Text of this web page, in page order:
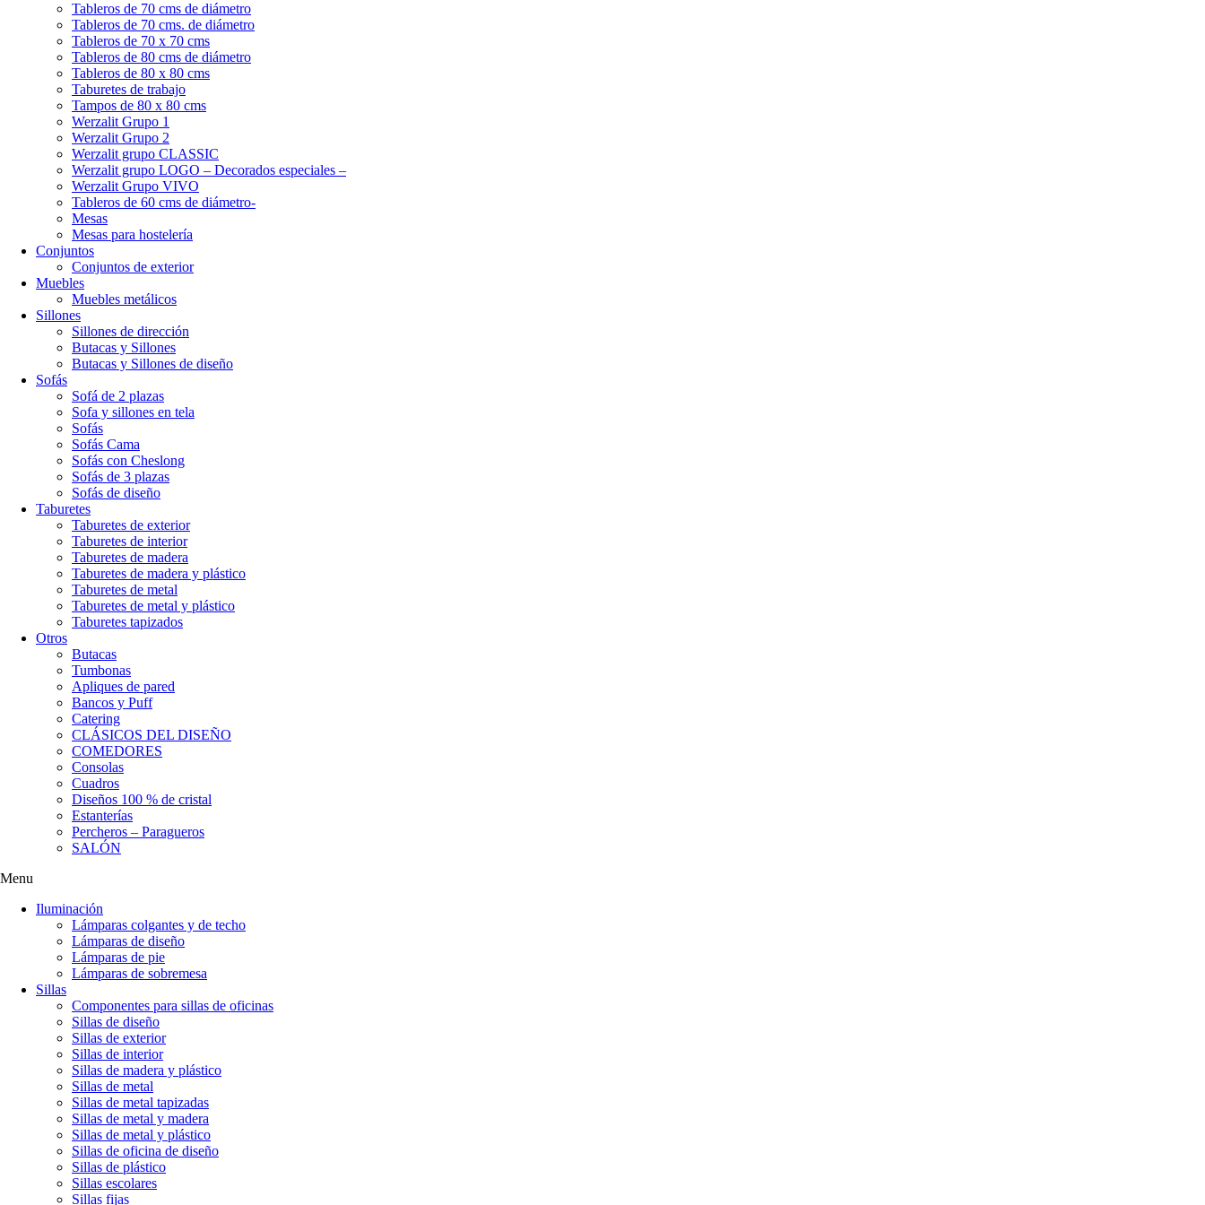
Tableros de 70 cms de diámetro
Tableros de 70 cms. de diámetro
Tableros de 70 x 70 cms
Tableros de 80 cms de diámetro
Tableros de 80 x 80 cms
Taburetes de trabajo
Tampos de 80 x 80 cms
Werzalit Grupo 1
Werzalit Grupo 2
Werzalit grupo CLASSIC
Werzalit grupo LOGO – Decorados especiales –
Werzalit Grupo VIVO
Tableros de 60 cms de diámetro-
Mesas
Mesas para hostelería
Conjuntos
Conjuntos de exterior
Muebles
Muebles metálicos
Sillones
Sillones de dirección
Butacas y Sillones
Butacas y Sillones de diseño
Sofás
Sofá de 2 plazas
Sofa y sillones en tela
Sofás
Sofás Cama
Sofás con Cheslong
Sofás de 3 plazas
Sofás de diseño
Taburetes
Taburetes de exterior
Taburetes de interior
Taburetes de madera
Taburetes de madera y plástico
Taburetes de metal
Taburetes de metal y plástico
Taburetes tapizados
Otros
Butacas
Tumbonas
Apliques de pared
Bancos y Puff
Catering
CLÁSICOS DEL DISEÑO
COMEDORES
Consolas
Cuadros
Diseños 100 % de cristal
Estanterías
Percheros – Paragueros
SALÓN
Menu
Iluminación
Lámparas colgantes y de techo
Lámparas de diseño
Lámparas de pie
Lámparas de sobremesa
Sillas
Componentes para sillas de oficinas
Sillas de diseño
Sillas de exterior
Sillas de interior
Sillas de madera y plástico
Sillas de metal
Sillas de metal tapizadas
Sillas de metal y madera
Sillas de metal y plástico
Sillas de oficina de diseño
Sillas de plástico
Sillas escolares
Sillas fijas